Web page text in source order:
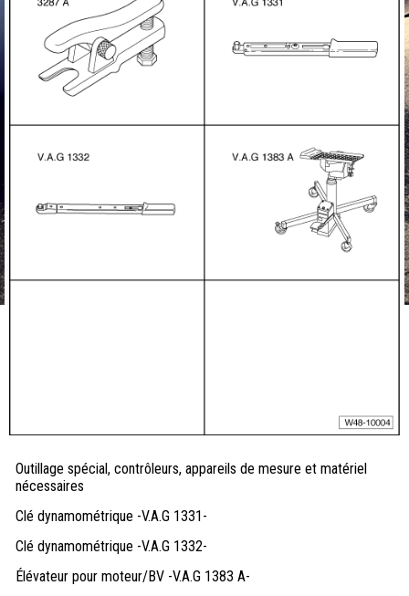
Outillage spécial, contrôleurs, appareils de mesure et matériel
nécessaires
Clé dynamométrique -V.A.G 1331-
Clé dynamométrique -V.A.G 1332-
Élévateur pour moteur/BV -V.A.G 1383 A-